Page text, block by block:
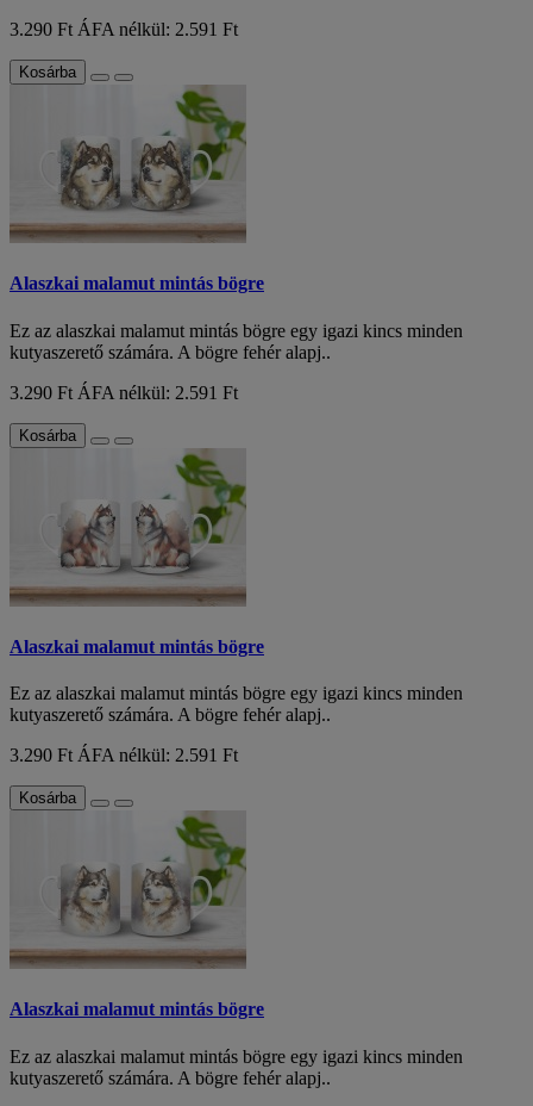
3.290 Ft ÁFA nélkül: 2.591 Ft
Kosárba
Alaszkai malamut mintás bögre
Ez az alaszkai malamut mintás bögre egy igazi kincs minden
kutyaszerető számára. A bögre fehér alapj..
3.290 Ft ÁFA nélkül: 2.591 Ft
Kosárba
Alaszkai malamut mintás bögre
Ez az alaszkai malamut mintás bögre egy igazi kincs minden
kutyaszerető számára. A bögre fehér alapj..
3.290 Ft ÁFA nélkül: 2.591 Ft
Kosárba
Alaszkai malamut mintás bögre
Ez az alaszkai malamut mintás bögre egy igazi kincs minden
kutyaszerető számára. A bögre fehér alapj..